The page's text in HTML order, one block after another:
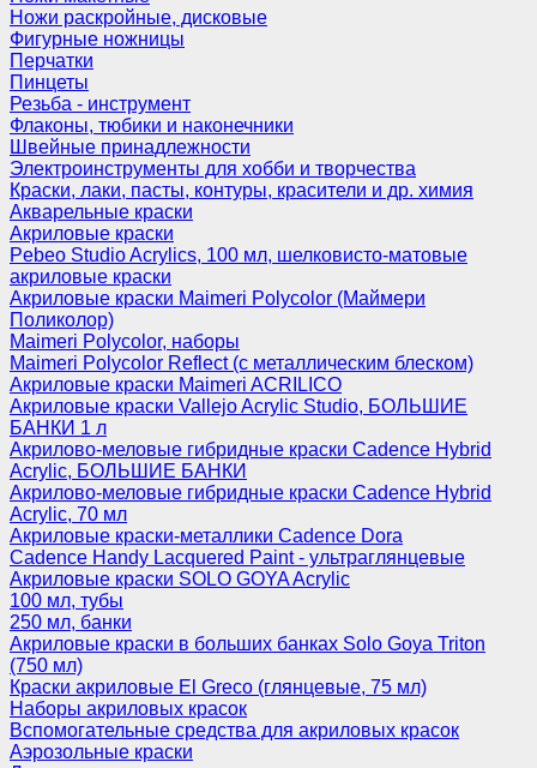
Ножи раскройные, дисковые
Фигурные ножницы
Перчатки
Пинцеты
Резьба - инструмент
Флаконы, тюбики и наконечники
Швейные принадлежности
Электроинструменты для хобби и творчества
Краски, лаки, пасты, контуры, красители и др. химия
Акварельные краски
Акриловые краски
Pebeo Studio Acrylics, 100 мл, шелковисто-матовые
акриловые краски
Акриловые краски Maimeri Polycolor (Маймери
Поликолор)
Maimeri Polycolor, наборы
Maimeri Polycolor Reflect (с металлическим блеском)
Акриловые краски Maimeri ACRILICO
Акриловые краски Vallejo Acrylic Studio, БОЛЬШИЕ
БАНКИ 1 л
Акрилово-меловые гибридные краски Cadence Hybrid
Acrylic, БОЛЬШИЕ БАНКИ
Акрилово-меловые гибридные краски Cadence Hybrid
Acrylic, 70 мл
Акриловые краски-металлики Cadence Dora
Cadence Handy Lacquered Paint - ультраглянцевые
Акриловые краски SOLO GOYA Acrylic
100 мл, тубы
250 мл, банки
Акриловые краски в больших банках Solo Goya Triton
(750 мл)
Краски акриловые El Greco (глянцевые, 75 мл)
Наборы акриловых красок
Вспомогательные средства для акриловых красок
Аэрозольные краски